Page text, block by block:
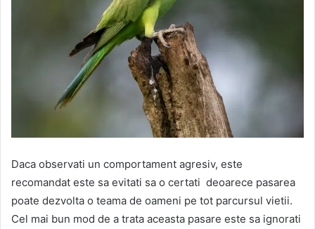
Daca observati un comportament agresiv, este
recomandat este sa evitati sa o certati deoarece pasarea
poate dezvolta o teama de oameni pe tot parcursul vietii.
Cel mai bun mod de a trata aceasta pasare este sa ignorati